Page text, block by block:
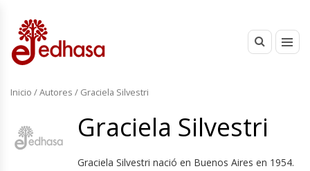
Inicio / Autores / Graciela Silvestri
Graciela Silvestri
Graciela Silvestri nació en Buenos Aires en 1954.